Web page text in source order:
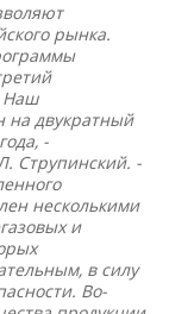
рынка.
Наш
на двукратный
-
Струпинский. -
несколькими
и
в силу
Во-